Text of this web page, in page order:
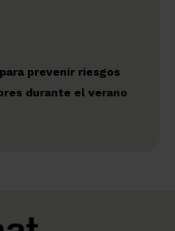
prevenir riesgos
durante el verano